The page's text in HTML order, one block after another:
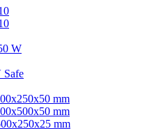
W
Safe
mm
mm
mm